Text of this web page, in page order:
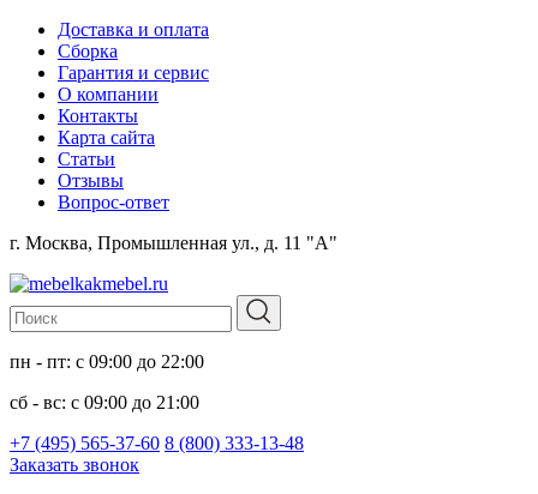
Доставка и оплата
Сборка
Гарантия и сервис
О компании
Контакты
Карта сайта
Статьи
Отзывы
Вопрос-ответ
г. Москва, Промышленная ул., д. 11 "А"
пн - пт: с 09:00 до 22:00
сб - вс: с 09:00 до 21:00
+7 (495) 565-37-60 8 (800) 333-13-48
Заказать звонок